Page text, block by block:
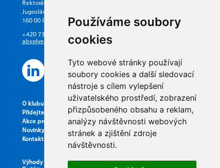
Používáme soubory
cookies
Tyto webové stránky používají
soubory cookies a další sledovací
nástroje s cílem vylepšení
uživatelského prostředí, zobrazení
přizpůsobeného obsahu a reklam,
analýzy návštěvnosti webových
stránek a zjištění zdroje
návštěvnosti.
Rektorát ČVUT v Praze
Jugoslávských partyzánů 1580/3
160 00 Praha 6
+420 737 628 668
absolvent@cvut.cz
O klubu Alumni ČVUT
Přidejte se k nám
Akce pro členy
Novinky
Kontakt
Výhody členství